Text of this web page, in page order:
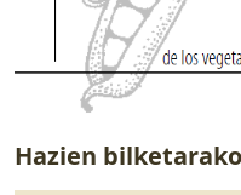
Hazien